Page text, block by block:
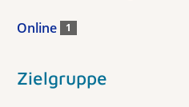
Online 1
Zielgruppe